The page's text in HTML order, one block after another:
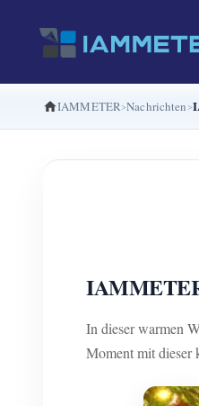
IAMMETER Nachrichten
In dieser warmen
Moment mit dieser